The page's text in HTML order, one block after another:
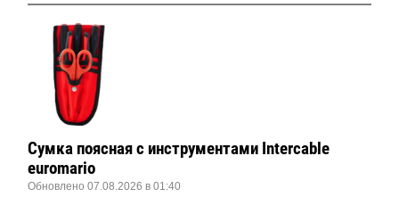
Сумка поясная с инструментами Intercable
euromario
Обновлено 07.08.2026 в 01:40